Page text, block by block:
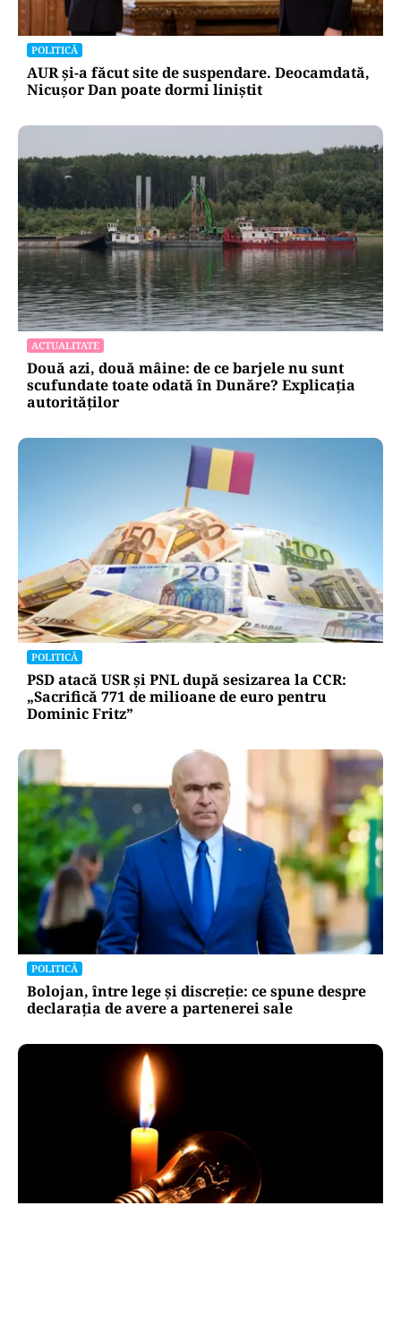
POLITICĂ
AUR și-a făcut site de suspendare. Deocamdată,
Nicușor Dan poate dormi liniștit
ACTUALITATE
Două azi, două mâine: de ce barjele nu sunt
scufundate toate odată în Dunăre? Explicația
autorităților
POLITICĂ
PSD atacă USR și PNL după sesizarea la CCR:
„Sacrifică 771 de milioane de euro pentru
Dominic Fritz”
POLITICĂ
Bolojan, între lege și discreție: ce spune despre
declarația de avere a partenerei sale